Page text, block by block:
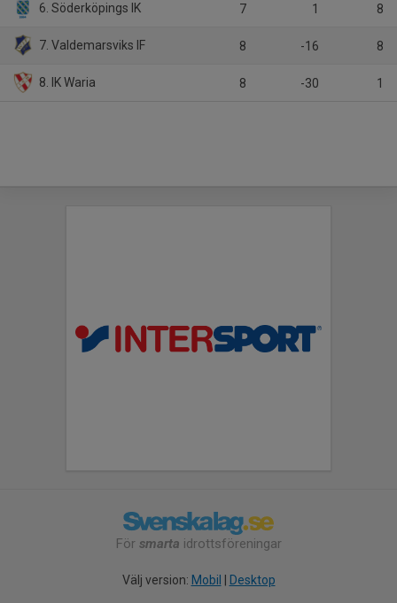
6. Söderköpings IK 7 1 8
7. Valdemarsviks IF 8 -16 8
8. IK Waria 8 -30 1
För smarta idrottsföreningar
Välj version: Mobil Desktop